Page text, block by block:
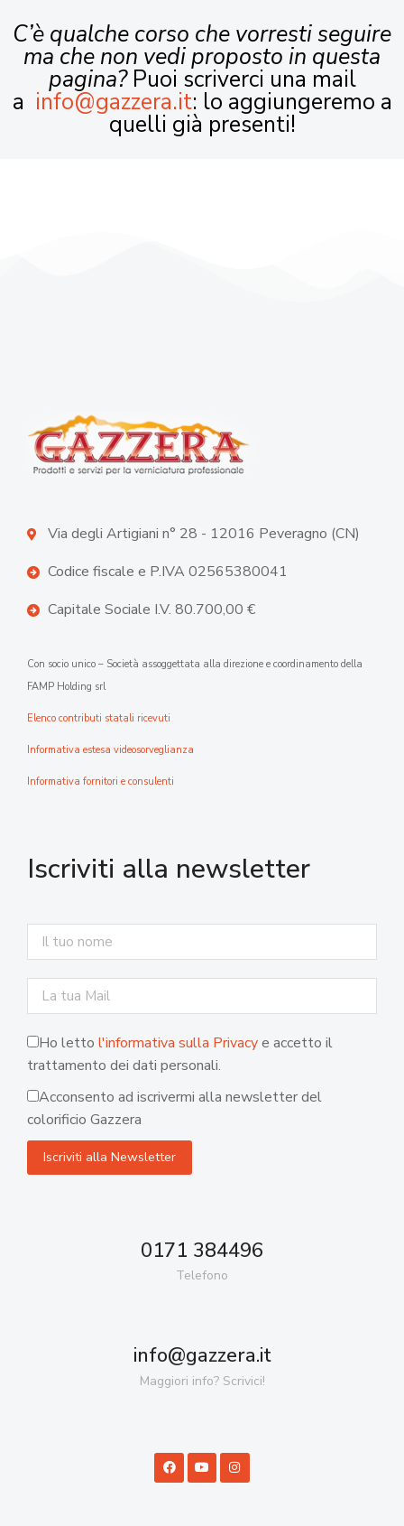
C’è qualche corso che vorresti seguire
ma che non vedi proposto in questa
pagina?Puoi scriverci una mail
a info@gazzera.it: lo aggiungeremo a
quelli già presenti!
Via degli Artigiani n° 28 - 12016 Peveragno (CN)
Codice fiscale e P.IVA 02565380041
Capitale Sociale I.V. 80.700,00 €
Con socio unico – Società assoggettata alla direzione e coordinamento della
FAMP Holding srl
Elenco contributi statali ricevuti
Informativa estesa videosorveglianza
Informativa fornitori e consulenti
Iscriviti alla newsletter
Ho letto l'informativa sulla Privacye accetto il
trattamento dei dati personali.
Acconsento ad iscrivermi alla newsletter del
colorificio Gazzera
0171 384496
Telefono
info@gazzera.it
Maggiori info? Scrivici!